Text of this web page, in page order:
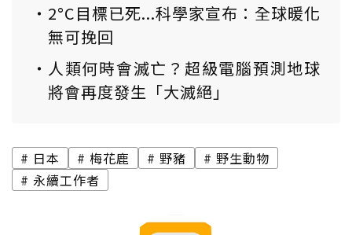
2°C目標已死...科學家宣布：全球暖化
無可挽回
人類何時會滅亡？超級電腦預測地球
將會再度發生「大滅絕」
日本 梅花鹿 野豬
野生動物
永續工作者